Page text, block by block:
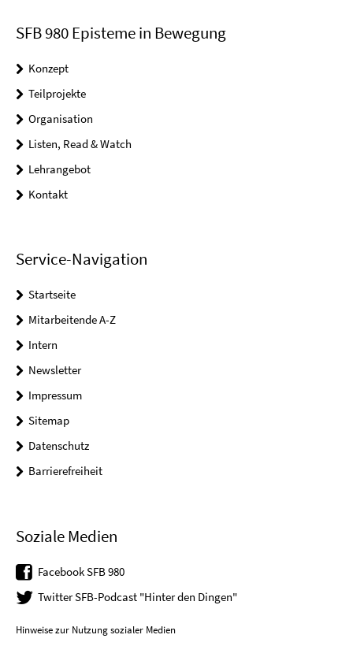
SFB 980 Episteme in Bewegung
Konzept
Teilprojekte
Organisation
Listen, Read & Watch
Lehrangebot
Kontakt
Service-Navigation
Startseite
Mitarbeitende A-Z
Intern
Newsletter
Impressum
Sitemap
Datenschutz
Barrierefreiheit
Soziale Medien
Facebook SFB 980
Twitter SFB-Podcast "Hinter den Dingen"
Hinweise zur Nutzung sozialer Medien